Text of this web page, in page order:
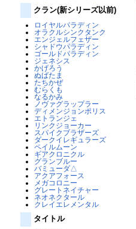
クラン(新シリーズ以前)
ロイヤルパラディン
オラクルシンクタンク
エンジェルフェザー
シャドウパラディン
ゴールドパラディン
ジェネシス
かげろう
ぬばたま
たちかぜ
むらくも
なるかみ
ノヴァグラップラー
ディメンジョンポリス
エトランジェ
リンクジョーカー
スパイクブラザーズ
ダークイレギュラーズ
ペイルムーン
ギアクロニクル
グランブルー
バミューダ△
アクアフォース
メガコロニー
グレートネイチャー
ネオネクタール
クレイエレメンタル
タイトル